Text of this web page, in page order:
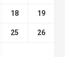
18 19
25 26